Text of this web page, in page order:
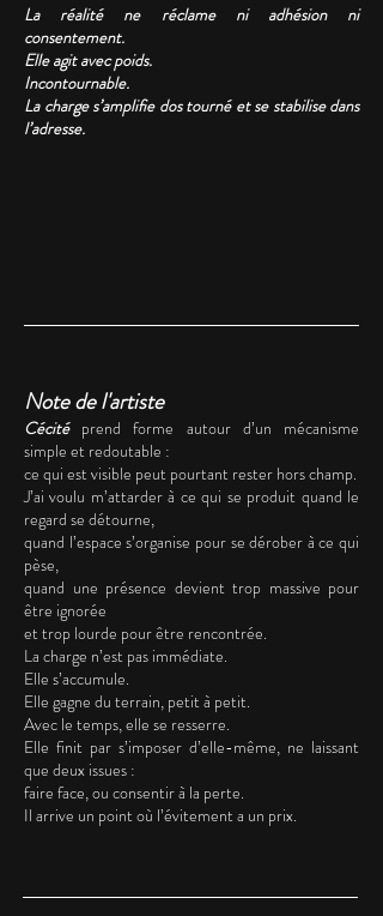
La réalité ne réclame ni adhésion ni
consentement.
Elle agit avec poids.
Incontournable.
La charge s’amplifie dos tourné et se stabilise dans
l’adresse.
Note de l'artiste
Cécitéprend forme autour d’un mécanisme
simple et redoutable :
ce qui est visible peut pourtant rester hors champ.
J’ai voulu m’attarder à ce qui se produit quand le
regard se détourne,
quand l’espace s’organise pour se dérober à ce qui
pèse,
quand une présence devient trop massive pour
être ignorée
et trop lourde pour être rencontrée.
La charge n’est pas immédiate.
Elle s’accumule.
Elle gagne du terrain, petit à petit.
Avec le temps, elle se resserre.
Elle finit par s’imposer d’elle-même, ne laissant
que deux issues :
faire face, ou consentir à la perte.
Il arrive un point où l’évitement a un prix.